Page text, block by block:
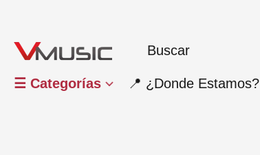
☰ Categorías 📍 ¿Donde Estamos?